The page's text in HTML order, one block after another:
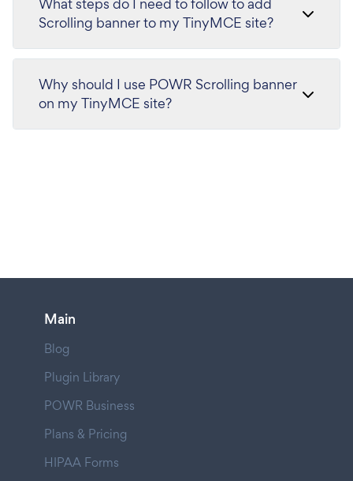
Scrolling banner to my TinyMCE site?
Why should I use POWR Scrolling banner
on my TinyMCE site?
Main
Blog
Plugin Library
POWR Business
Plans & Pricing
HIPAA Forms